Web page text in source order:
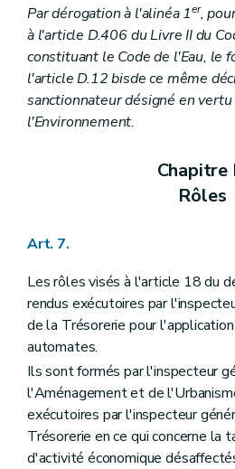
Par dérogation à l'alinéa 1er,
à l'article D.406 du Livre II du
constituant le Code de l'Eau, le
l'article D.12bisde ce même
sanctionnateur désigné en
l'Environnement.
Chapitre
Rôles
Art. 7.
Les rôles visés à l'article 18 du
rendus exécutoires par
de la Trésorerie pour
automates.
Ils sont formés par l'inspecteur
l'Aménagement et de
exécutoires par l'inspecteur
Trésorerie en ce qui concerne la
d'activité économique